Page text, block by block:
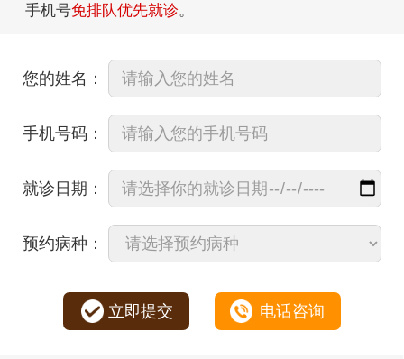
手机号免排队优先就诊。
您的姓名：
手机号码：
就诊日期：
预约病种：
立即提交 电话咨询